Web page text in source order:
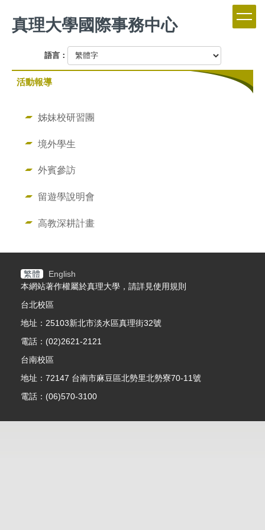
到
主
容
真理大學國際事務中心
語言：
活動報導
姊妹校研習團
境外學生
外賓參訪
留遊學說明會
高教深耕計畫
繁體
English
本網站著作權屬於真理大學，請詳見使用規則
台北校區
地址：25103新北市淡水區真理街32號
電話：(02)2621-2121
台南校區
地址：72147 台南市麻豆區北勢里北勢寮70-11號
電話：(06)570-3100